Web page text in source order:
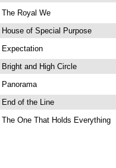
The Royal We
House of Special Purpose
Expectation
Bright and High Circle
Panorama
End of the Line
The One That Holds Everything